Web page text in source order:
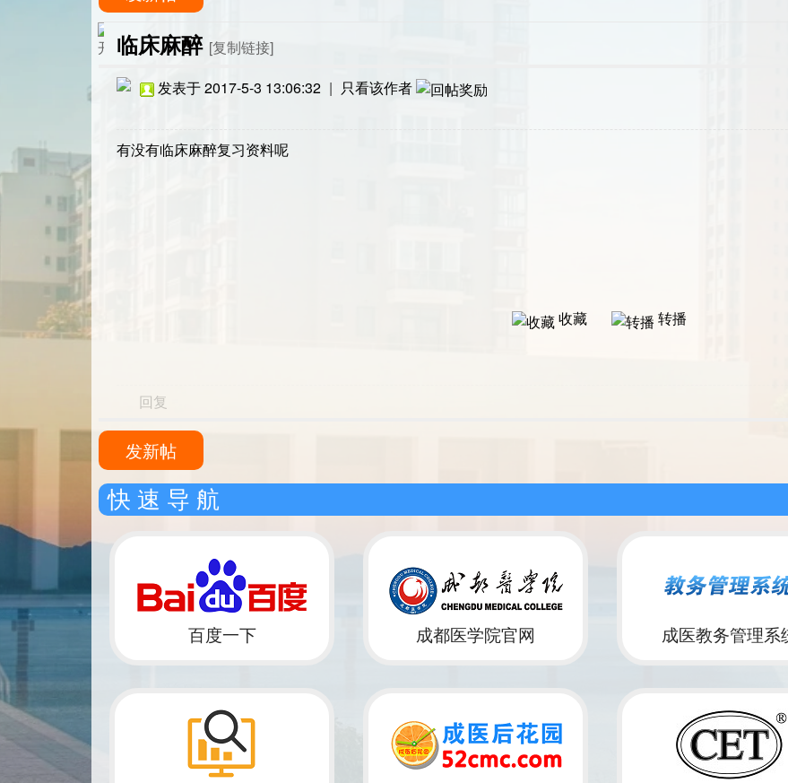
临床麻醉 [复制链接]
发表于 2017-5-3 13:06:32 | 只看该作者
有没有临床麻醉复习资料呢
收藏 转播
回复
发新帖
快 速 导 航